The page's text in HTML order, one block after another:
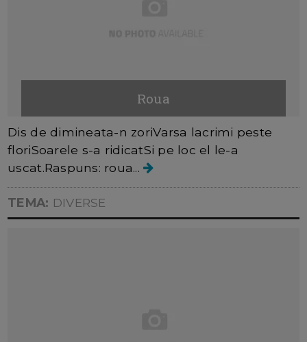
Roua
Dis de dimineata-n zoriVarsa lacrimi peste
floriSoarele s-a ridicatSi pe loc el le-a
uscat.Raspuns: roua...
TEMA: DIVERSE